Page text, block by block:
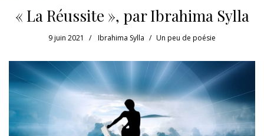
« La Réussite », par Ibrahima Sylla
9 juin 2021 Ibrahima Sylla Un peu de poésie